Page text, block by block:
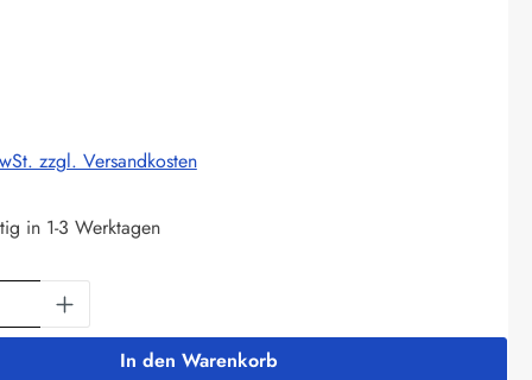
zzgl. Versandkosten
in 1-3 Werktagen
Gib den gewünschten Wert ein
In den Warenkorb